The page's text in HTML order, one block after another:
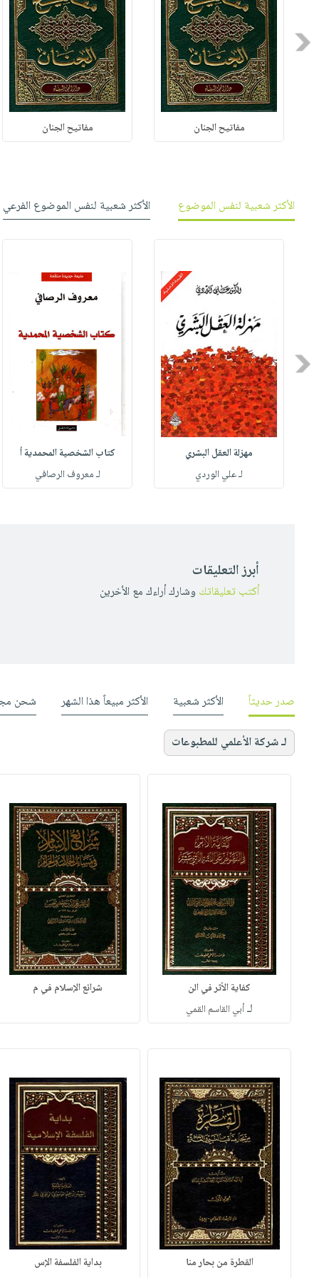
Previous
مفاتيح الجنان مفاتيح الجنان
الأكثر شعبية لنفس الموضوع الأكثر شعبية لنفس الموضوع الفرعي
Previous
مهزلة العقل البشري
لـ علي الوردي
كتاب الشخصية المحمدية أ
لـ معروف الرصافي
أبرز التعليقات
أكتب تعليقاتك وشارك أراءك مع الأخرين
صدر حديثاً الأكثر شعبية الأكثر مبيعاً هذا الشهر شحن
لـ شركة الأعلمي للمطبوعات
كفاية الأثر في الن
لـأبي القاسم القمي
شرائع الإسلام في م
القطرة من بحار منا بداية الفلسفة الإس